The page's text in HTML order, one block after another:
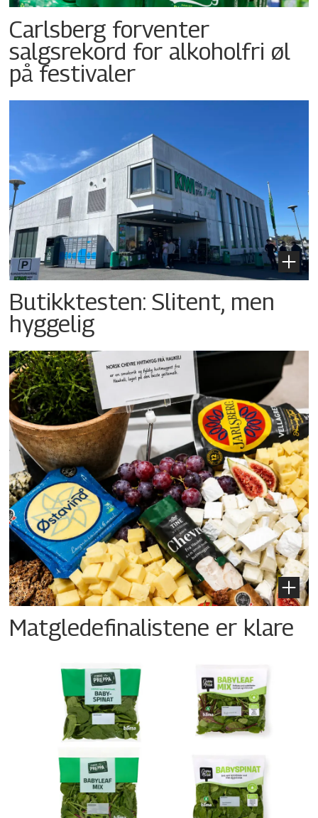
Carlsberg forventer
salgsrekord for alkoholfri øl
på festivaler
Butikktesten: Slitent, men
hyggelig
Matgledefinalistene er klare